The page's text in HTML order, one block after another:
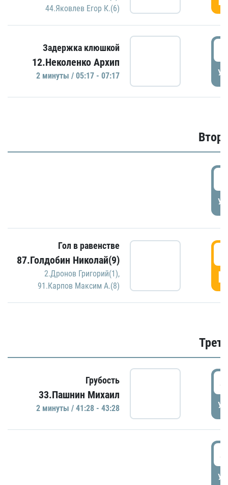
44.Яковлев Егор К.(6)
Задержка клюшкой
12.Неколенко Архип
2 минуты / 05:17 - 07:17
Гол в равенстве
87.Голдобин Николай(9)
2.Дронов Григорий(1),
91.Карпов Максим А.(8)
Грубость
33.Пашнин Михаил
2 минуты / 41:28 - 43:28